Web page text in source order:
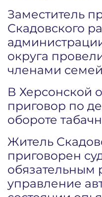
Заместитель
Скадовского
округа
членами
В Херсонской
приговор по
обороте
Житель
приговорен
обязательным
управление